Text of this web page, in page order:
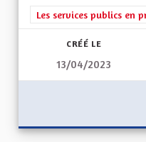
Filtrer les résultats de
Les services publics en
CRÉÉ LE
13/04/2023